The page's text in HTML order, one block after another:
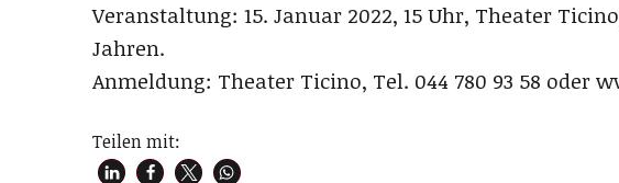
Veranstaltung: 15. Januar 2022, 15 Uhr, Theater
Jahren.
Anmeldung: Theater Ticino, Tel. 044 780 93 58 oder
Teilen mit: